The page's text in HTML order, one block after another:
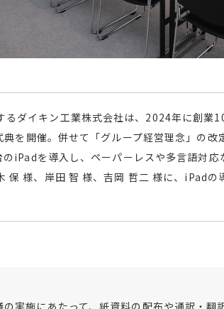
ダイキン工業株式会社は、2024年に創業
を開催。併せて「グループ経営理念」の改
iPadを導入し、ペーパーレスや多言語対応
様、岸田 智 様、吉岡 哲二 様に、iPadの